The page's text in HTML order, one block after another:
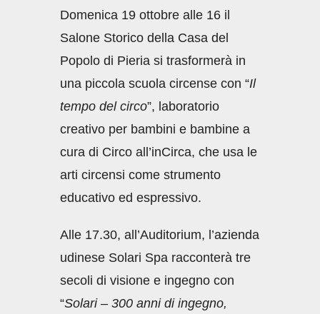
Domenica 19 ottobre alle 16 il
Salone Storico della Casa del
Popolo di Pieria si trasformerà in
una piccola scuola circense con “Il
tempo del circo”, laboratorio
creativo per bambini e bambine a
cura di Circo all’inCirca, che usa le
arti circensi come strumento
educativo ed espressivo.
Alle 17.30, all’Auditorium, l’azienda
udinese Solari Spa racconterà tre
secoli di visione e ingegno con
“Solari – 300 anni di ingegno,